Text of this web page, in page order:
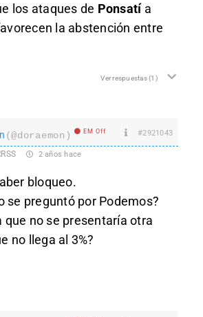
los ataques de Ponsatí a
la abstención entre
Ver respuestas(1)
(@doraemon) EM Off #2921043
2 años hace
bloqueo.
se preguntó por Podemos?
que no se presentaría otra
no llega al 3%?